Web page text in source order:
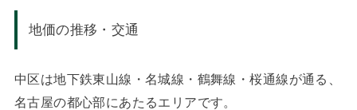
地価の推移・交通
中区は地下鉄東山線・名城線・鶴舞線・桜通線が通る、
名古屋の都心部にあたるエリアです。